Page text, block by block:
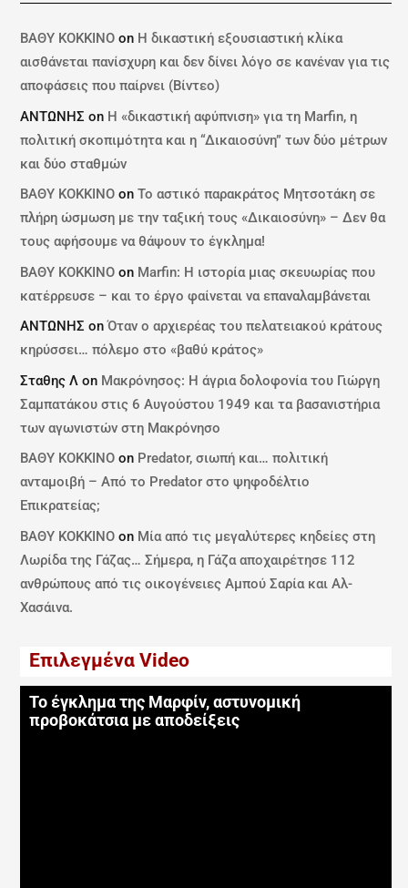
ΒΑΘΥ ΚΟΚΚΙΝΟ on Η δικαστική εξουσιαστική κλίκα
αισθάνεται πανίσχυρη και δεν δίνει λόγο σε κανέναν για τις
αποφάσεις που παίρνει (Βίντεο)
ΑΝΤΩΝΗΣ on Η «δικαστική αφύπνιση» για τη Marfin, η
πολιτική σκοπιμότητα και η “Δικαιοσύνη” των δύο μέτρων
και δύο σταθμών
ΒΑΘΥ ΚΟΚΚΙΝΟ onΤο αστικό παρακράτος Μητσοτάκη σε
πλήρη ώσμωση με την ταξική τους «Δικαιοσύνη» – Δεν θα
τους αφήσουμε να θάψουν το έγκλημα!
ΒΑΘΥ ΚΟΚΚΙΝΟ on Marfin: Η ιστορία μιας σκευωρίας που
κατέρρευσε – και το έργο φαίνεται να επαναλαμβάνεται
ΑΝΤΩΝΗΣ onΌταν ο αρχιερέας του πελατειακού κράτους
κηρύσσει… πόλεμο στο «βαθύ κράτος»
Σταθης Λ on Μακρόνησος: Η άγρια δολοφονία του Γιώργη
Σαμπατάκου στις 6 Αυγούστου 1949 και τα βασανιστήρια
των αγωνιστών στη Μακρόνησο
ΒΑΘΥ ΚΟΚΚΙΝΟ on Predator, σιωπή και… πολιτική
ανταμοιβή – Από το Predator στο ψηφοδέλτιο
Επικρατείας;
ΒΑΘΥ ΚΟΚΚΙΝΟ on Μία από τις μεγαλύτερες κηδείες στη
Λωρίδα της Γάζας… Σήμερα, η Γάζα αποχαιρέτησε 112
ανθρώπους από τις οικογένειες Αμπού Σαρία και Αλ-
Χασάινα.
Επιλεγμένα Video
Το έγκλημα της Μαρφίν, αστυνομική
προβοκάτσια με αποδείξεις